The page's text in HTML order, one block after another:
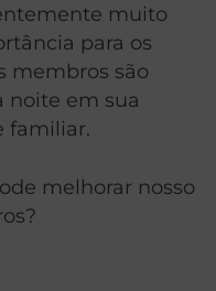
muito
para os
membros são
noite em sua
familiar.
melhorar nosso